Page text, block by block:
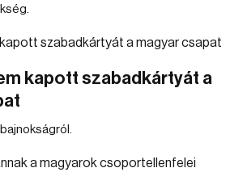
kapott szabadkártyát a